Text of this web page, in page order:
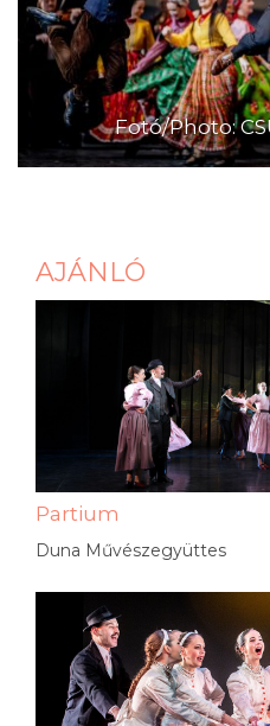
Fotó/Photo:
AJÁNLÓ
Partium
Duna Művészegyüttes